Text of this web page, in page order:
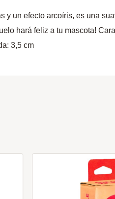
un efecto arcoíris, es una
hará feliz a tu mascota!
3,5 cm